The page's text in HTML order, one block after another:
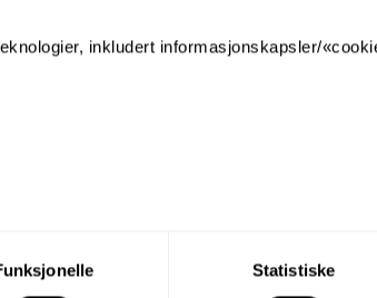
inkludert informasjonskapsler/
til alle disse formålene. Du kan også
og deretter trykke «Lagre innstillingene».
Statistiske
og/eller indre hovedsignaler
på hele eller deler av stasjonens sporarrangement